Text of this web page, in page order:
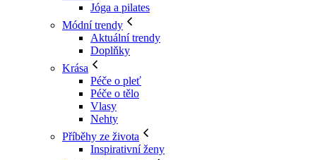
Jóga a pilates
Módní trendy
Aktuální trendy
Doplňky
Krása
Péče o pleť
Péče o tělo
Vlasy
Nehty
Příběhy ze života
Inspirativní ženy